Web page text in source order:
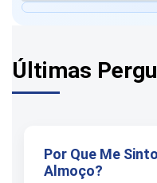
Últimas
Por Que Me
Almoço?